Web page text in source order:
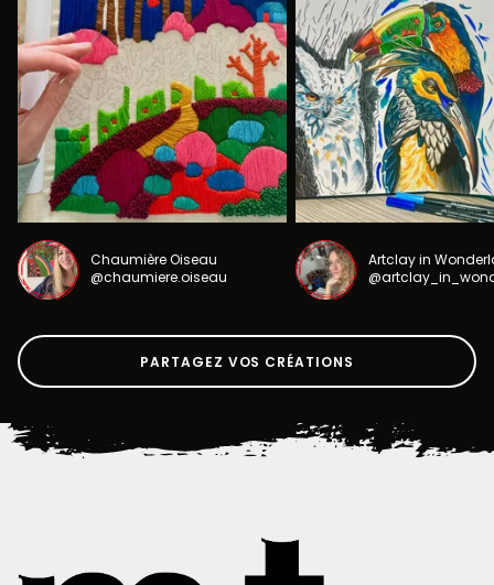
Chaumière Oiseau
@chaumiere.oiseau
Artclay in
PARTAGEZ VOS CRÉATIONS